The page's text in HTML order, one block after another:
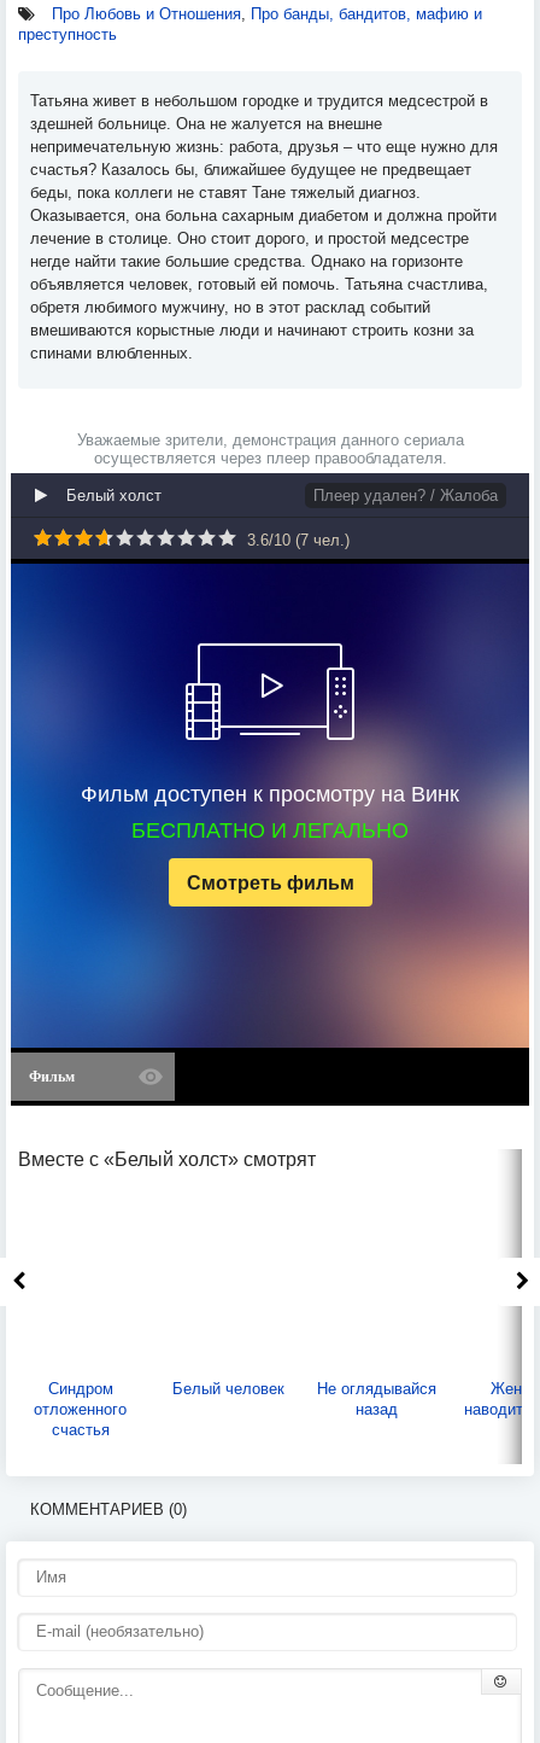
Про Любовь и Отношения, Про банды, бандитов, мафию и
преступность
Татьяна живет в небольшом городке и трудится медсестрой в
здешней больнице. Она не жалуется на внешне
непримечательную жизнь: работа, друзья – что еще нужно для
счастья? Казалось бы, ближайшее будущее не предвещает
беды, пока коллеги не ставят Тане тяжелый диагноз.
Оказывается, она больна сахарным диабетом и должна пройти
лечение в столице. Оно стоит дорого, и простой медсестре
негде найти такие большие средства. Однако на горизонте
объявляется человек, готовый ей помочь. Татьяна счастлива,
обретя любимого мужчину, но в этот расклад событий
вмешиваются корыстные люди и начинают строить козни за
спинами влюбленных.
Уважаемые зрители, демонстрация данного сериала
осуществляется через плеер правообладателя.
Белый холст Плеер удален? / Жалоба
3.6/10 (7 чел.)
Фильм доступен к просмотру на Винк
БЕСПЛАТНО И ЛЕГАЛЬНО
Смотреть фильм
Фильм
Вместе с «Белый холст» смотрят
Синдром
отложенного
счастья
Белый человек
Не оглядывайся
назад
наводит
КОММЕНТАРИЕВ (0)